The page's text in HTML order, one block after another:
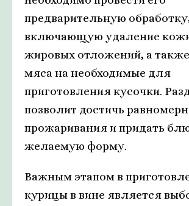
предварительную
включающую удаление
жировых отложений, а
мяса на необходимые для
приготовления кусочки.
позволит достичь
прожаривания и придать
желаемую форму.
Важным этапом в
курицы в вине является